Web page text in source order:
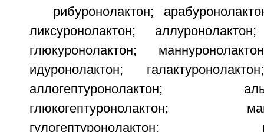
рибуронолактон;
ликсуронолактон;
глюкуронолактон;
идуронолактон;
аллогептуронолактон;
глюкогептуронолактон;
гулогептуронолактон;